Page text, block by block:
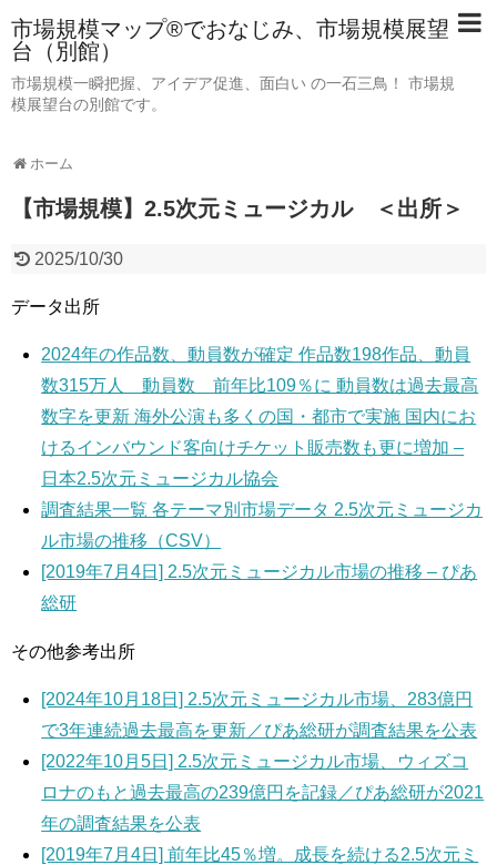
市場規模マップ®でおなじみ、市場規模展望
台（別館）
市場規模一瞬把握、アイデア促進、面白い の一石三鳥！ 市場規
模展望台の別館です。
ホーム
【市場規模】2.5次元ミュージカル ＜出所＞
2025/10/30
データ出所
2024年の作品数、動員数が確定 作品数198作品、動員
数315万人 動員数 前年比109％に 動員数は過去最高
数字を更新 海外公演も多くの国・都市で実施 国内にお
けるインバウンド客向けチケット販売数も更に増加 –
日本2.5次元ミュージカル協会
調査結果一覧 各テーマ別市場データ 2.5次元ミュージカ
ル市場の推移（CSV）
[2019年7月4日] 2.5次元ミュージカル市場の推移 – ぴあ
総研
その他参考出所
[2024年10月18日] 2.5次元ミュージカル市場、283億円
で3年連続過去最高を更新／ぴあ総研が調査結果を公表
[2022年10月5日] 2.5次元ミュージカル市場、ウィズコ
ロナのもと過去最高の239億円を記録／ぴあ総研が2021
年の調査結果を公表
[2019年7月4日] 前年比45％増。成長を続ける2.5次元ミ